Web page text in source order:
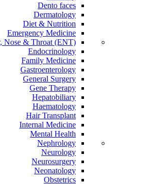
Dento faces
Dermatology
Diet & Nutrition
Emergency Medicine
Nose & Throat (ENT)
Endocrinology
Family Medicine
Gastroenterology
General Surgery
Gene Therapy
Hepatobiliary
Haematology
Hair Transplant
Internal Medicine
Mental Health
Nephrology
Neurology
Neurosurgery
Neonatology
Obstetrics